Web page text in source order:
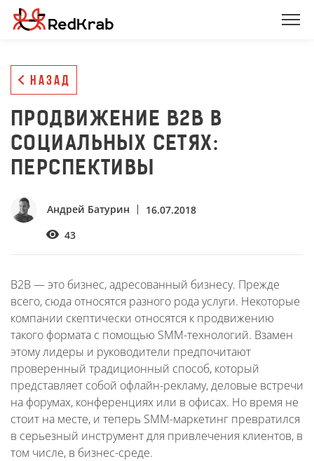
НАЗАД
ПРОДВИЖЕНИЕ B2B В
СОЦИАЛЬНЫХ СЕТЯХ:
ПЕРСПЕКТИВЫ
Андрей Батурин
16.07.2018
43
B2B — это бизнес, адресованный бизнесу. Прежде
всего, сюда относятся разного рода услуги. Некоторые
компании скептически относятся к продвижению
такого формата с помощью SMM-технологий. Взамен
этому лидеры и руководители предпочитают
проверенный традиционный способ, который
представляет собой офлайн-рекламу, деловые встречи
на форумах, конференциях или в офисах. Но время не
стоит на месте, и теперь SMM-маркетинг превратился
в серьезный инструмент для привлечения клиентов, в
том числе, в бизнес-среде.